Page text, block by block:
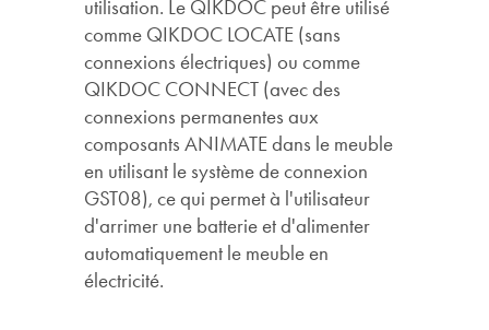
utilisation. Le QIKDOC peut être utilisé
comme QIKDOC LOCATE (sans
connexions électriques) ou comme
QIKDOC CONNECT (avec des
connexions permanentes aux
composants ANIMATE dans le meuble
en utilisant le système de connexion
GST08), ce qui permet à l'utilisateur
d'arrimer une batterie et d'alimenter
automatiquement le meuble en
électricité.